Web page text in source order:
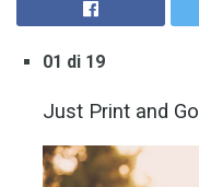
01 di 19
Just Print and Go